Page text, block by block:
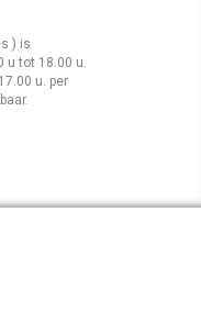
) is
u tot 18.00 u.
u. per